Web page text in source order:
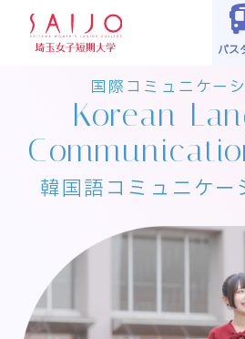
バス
TOP > 学科・コース 韓国
国際コミュニケー
Korean
韓国語コミュニケー